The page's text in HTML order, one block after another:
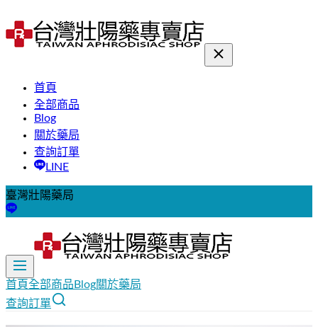
首頁
全部商品
Blog
關於藥局
查詢訂單
LINE
臺灣壯陽藥局
首頁全部商品 Blog關於藥局
查詢訂單